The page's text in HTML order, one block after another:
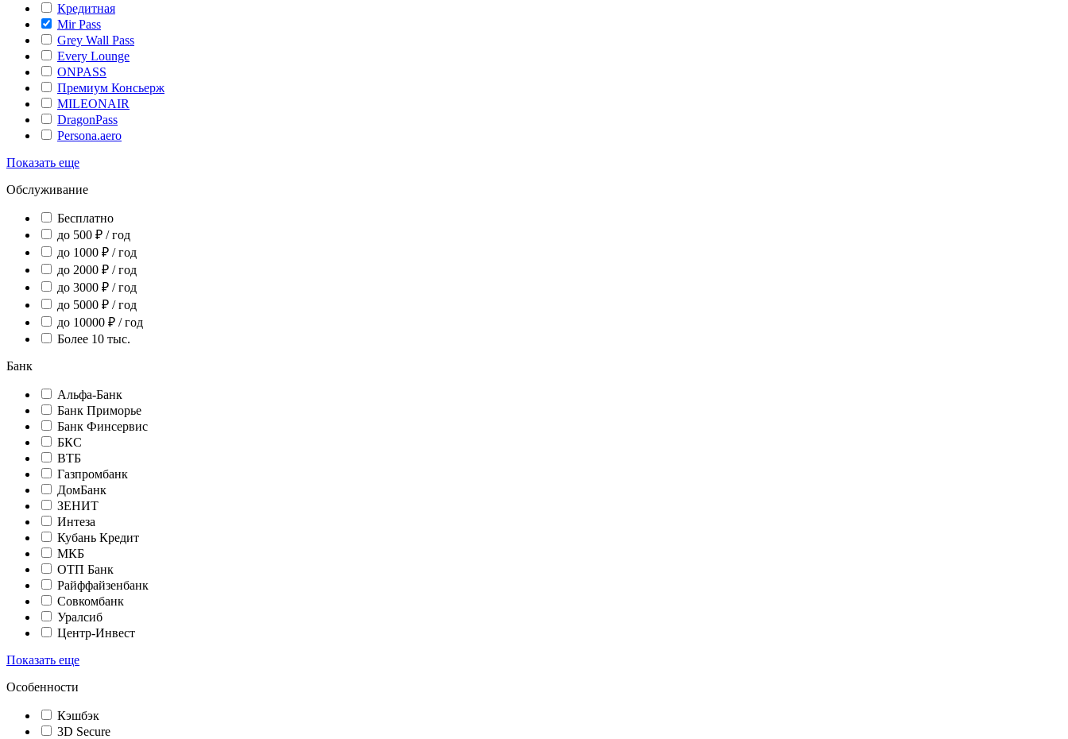
Кредитная
Mir Pass
Grey Wall Pass
Every Lounge
ONPASS
Премиум Консьерж
MILEONAIR
DragonPass
Persona.aero
Показать еще
Обслуживание
Бесплатно
до 500 ₽ / год
до 1000 ₽ / год
до 2000 ₽ / год
до 3000 ₽ / год
до 5000 ₽ / год
до 10000 ₽ / год
Более 10 тыс.
Банк
Альфа-Банк
Банк Приморье
Банк Финсервис
БКС
ВТБ
Газпромбанк
ДомБанк
ЗЕНИТ
Интеза
Кубань Кредит
МКБ
ОТП Банк
Райффайзенбанк
Совкомбанк
Уралсиб
Центр-Инвест
Показать еще
Особенности
Кэшбэк
3D Secure